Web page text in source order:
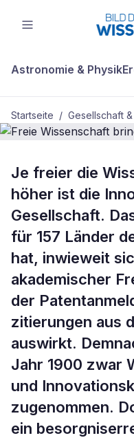
Astronomie & Physik
Startseite / Gesellschaft
BDW Plus
Freie
Innovationen
Je freier die
höher ist die
Gesellschaft.
für 157 Länder
hat, inwieweit
akademischer
der
zitierungen aus
auswirkt.
Jahr 1900 zwar
und
zugenommen.
ein